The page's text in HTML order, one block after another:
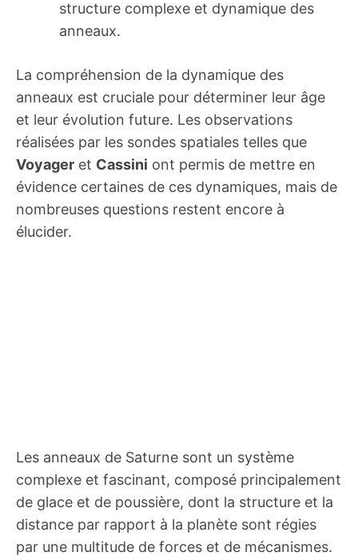
structure complexe et dynamique des
anneaux.
La compréhension de la dynamique des
anneaux est cruciale pour déterminer leur âge
et leur évolution future. Les observations
réalisées par les sondes spatiales telles que
Voyager et Cassini ont permis de mettre en
évidence certaines de ces dynamiques, mais de
nombreuses questions restent encore à
élucider.
Les anneaux de Saturne sont un système
complexe et fascinant, composé principalement
de glace et de poussière, dont la structure et la
distance par rapport à la planète sont régies
par une multitude de forces et de mécanismes.